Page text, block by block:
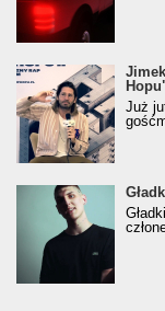
Jimek zdradza
Hopu" - wywiad
Już
Gładki JR -